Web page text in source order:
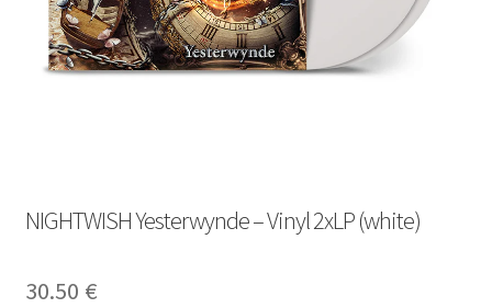
NIGHTWISH Yesterwynde – Vinyl 2xLP (white)
30.50 €